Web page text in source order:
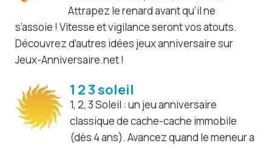
Attrapez le renard avant qu’il ne
s’assoie ! Vitesse et vigilance seront vos atouts.
Découvrez d’autres idées jeux anniversaire sur
Jeux-Anniversaire.net !
1 2 3 soleil
1, 2, 3 Soleil : un jeu anniversaire
classique de cache-cache immobile
(dès 4 ans). Avancez quand le meneur a